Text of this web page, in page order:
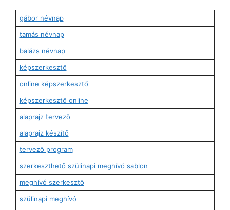
gábor névnap
tamás névnap
balázs névnap
képszerkesztő
online képszerkesztő
képszerkesztő online
alaprajz tervező
alaprajz készítő
tervező program
szerkeszthető szülinapi meghívó sablon
meghívó szerkesztő
szülinapi meghívó